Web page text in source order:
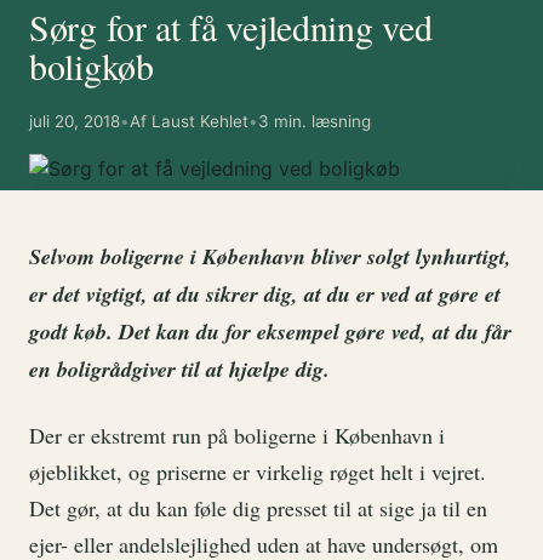
Sørg for at få vejledning ved
boligkøb
juli 20, 2018•Af Laust Kehlet•3 min. læsning
Selvom boligerne i København bliver solgt lynhurtigt,
er det vigtigt, at du sikrer dig, at du er ved at gøre et
godt køb. Det kan du for eksempel gøre ved, at du får
en boligrådgiver til at hjælpe dig.
Der er ekstremt run på boligerne i København i
øjeblikket, og priserne er virkelig røget helt i vejret.
Det gør, at du kan føle dig presset til at sige ja til en
ejer- eller andelslejlighed uden at have undersøgt, om